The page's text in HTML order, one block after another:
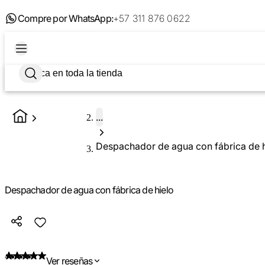
Compre por WhatsApp:+57 311 876 0622
...
Despachador de agua con fábrica de
Despachador de agua con fábrica de hielo
Ver reseñas